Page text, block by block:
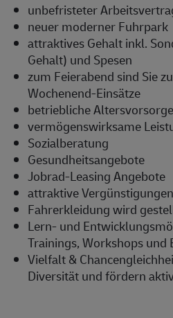
unbefristeter
neuer moderner Fuhrpark
attraktives Gehalt inkl.
Gehalt) und Spesen
zum Feierabend sind Sie
Wochenend-Einsätze
betriebliche Altersvorsorge
vermögenswirksame
Sozialberatung
Gesundheitsangebote
Jobrad-Leasing Angebote
attraktive
Fahrerkleidung wird
Lern- und
Trainings, Workshops und
Vielfalt &
Diversität und fördern